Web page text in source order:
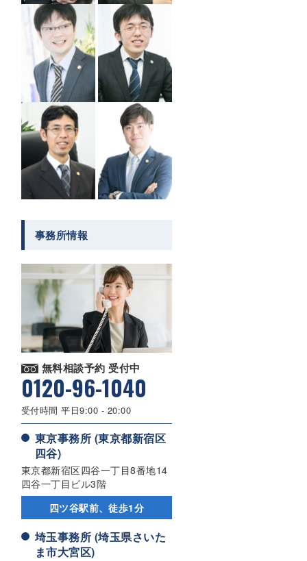
事務所情報
無料相談予約 受付中
0120-96-1040
受付時間 平日9:00 - 20:00
東京事務所 (東京都新宿区
四谷)
東京都新宿区四谷一丁目8番地14
四谷一丁目ビル3階
四ツ谷駅前、徒歩1分
埼玉事務所 (埼玉県さいた
ま市大宮区)